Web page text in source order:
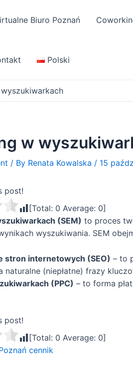
Biuro Poznań
Polski
w
/ By Renata Kowalska / 15
post!
[Total: 0 Average: 0]
(SEM) to proces
wyszukiwania. SEM
stron internetowych (SEO) – to
naturalne (niepłatne) frazy
(PPC) – to forma
post!
[Total: 0 Average: 0]
cennik